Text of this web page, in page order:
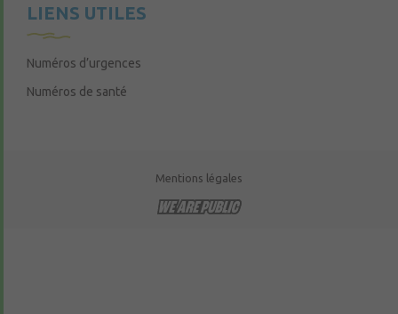
LIENS UTILES
Numéros d’urgences
Numéros de santé
Mentions légales